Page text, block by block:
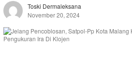
Toski Dermaleksana
November 20, 2024